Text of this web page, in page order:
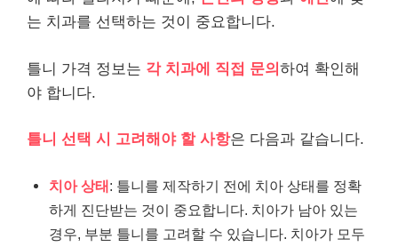
는 치과를 선택하는 것이 중요합니다.
틀니 가격 정보는 각 치과에 직접 문의 하여 확인해
야 합니다.
틀니 선택 시 고려해야 할 사항은 다음과 같습니다.
치아 상태: 틀니를 제작하기 전에 치아 상태를 정확
하게 진단받는 것이 중요합니다. 치아가 남아 있는
경우, 부분 틀니를 고려할 수 있습니다. 치아가 모두